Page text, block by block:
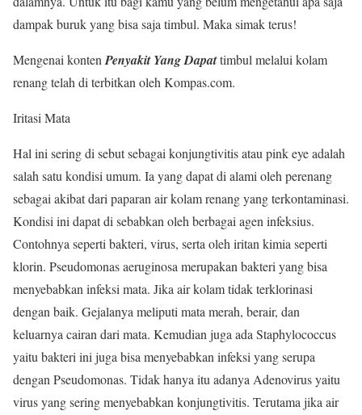
dampak buruk yang bisa saja timbul. Maka simak terus!
Mengenai konten Penyakit Yang Dapattimbul melalui kolam
renang telah di terbitkan oleh Kompas.com.
Iritasi Mata
Hal ini sering di sebut sebagai konjungtivitis atau pink eye adalah
salah satu kondisi umum. Ia yang dapat di alami oleh perenang
sebagai akibat dari paparan air kolam renang yang terkontaminasi.
Kondisi ini dapat di sebabkan oleh berbagai agen infeksius.
Contohnya seperti bakteri, virus, serta oleh iritan kimia seperti
klorin. Pseudomonas aeruginosa merupakan bakteri yang bisa
menyebabkan infeksi mata. Jika air kolam tidak terklorinasi
dengan baik. Gejalanya meliputi mata merah, berair, dan
keluarnya cairan dari mata. Kemudian juga ada Staphylococcus
yaitu bakteri ini juga bisa menyebabkan infeksi yang serupa
dengan Pseudomonas. Tidak hanya itu adanya Adenovirus yaitu
virus yang sering menyebabkan konjungtivitis. Terutama jika air